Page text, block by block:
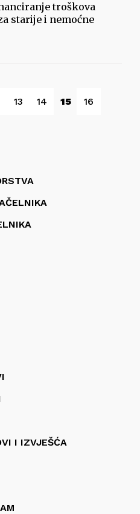
troškova
starije i nemoćne
13 14 15 16
I IZVJEŠĆA